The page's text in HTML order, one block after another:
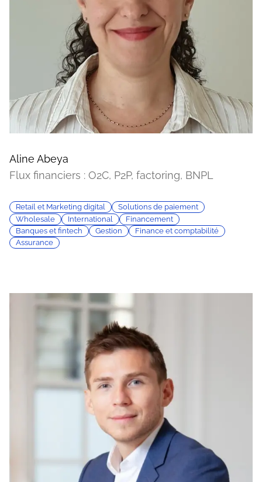
Aline Abeya
Flux financiers : O2C, P2P, factoring, BNPL
Retail et Marketing digital
Solutions de paiement
Wholesale
International
Financement
Banques et fintech
Gestion
Finance et comptabilité
Assurance